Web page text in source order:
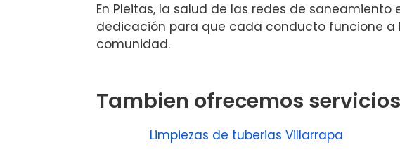
En Pleitas, la salud de las redes de
dedicación para que cada conducto funcione a
comunidad.
Tambien ofrecemos
Limpiezas de tuberias Villarrapa